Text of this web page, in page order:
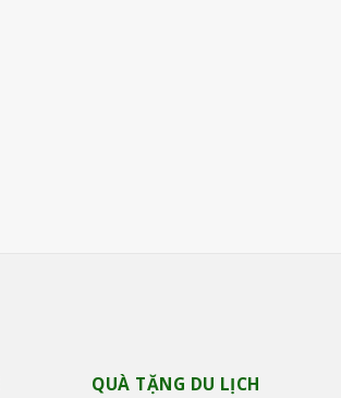
QUÀ TẶNG DU LỊCH